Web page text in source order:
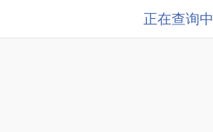
正在查询中